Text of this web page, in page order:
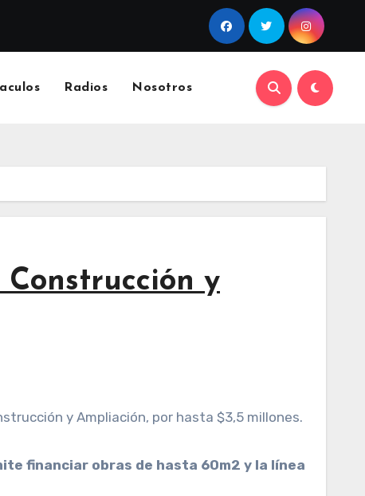
Radios Nosotros
y
y Ampliación, por hasta $3,5 millones.
financiar obras de hasta 60m2 y la línea